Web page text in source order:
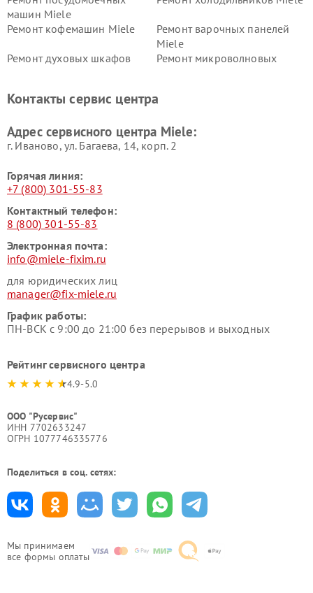
Мы принимаем
все формы оплаты
машин Miele
Ремонт кофемашин Miele
Ремонт варочных панелей
Miele
Ремонт духовых шкафов
Ремонт микроволновых
Miele
Miele
пылесосов Miele
Контакты сервис центра
Адрес сервисного центра Miele:
г. Иваново, ул. Багаева, 14, корп. 2
Горячая линия:
+7 (800) 301-55-83
Контактный телефон:
8 (800) 301-55-83
Электронная почта:
info@miele-fixim.ru
для юридических лиц
manager@fix-miele.ru
График работы:
ПН-ВСК с 9:00 до 21:00 без перерывов и выходных
Рейтинг сервисного центра
4.9-5.0
ООО "Русервис"
ИНН 7702633247
ОГРН 1077746335776
Поделиться в соц. сетях: